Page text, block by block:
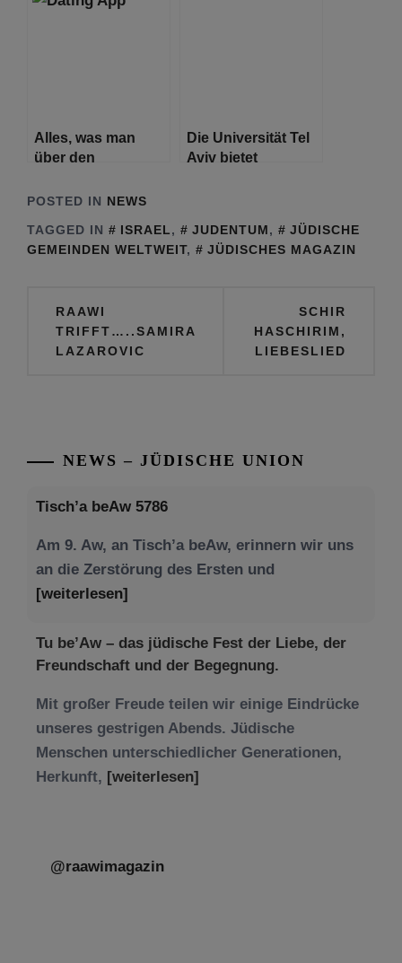
Merkel und
Alles, was man
über den
„Tinder-
Leviev wissen
muss
Die Universität Tel
Aviv bietet
Studenten und
Forscher an
POSTED IN NEWS
TAGGED IN
ISRAEL, JUDENTUM,
JÜDISCHE
GEMEINDEN WELTWEIT, JÜDISCHES MAGAZIN
Beitragsnavigation
RAAWI
TRIFFT…..SAMIRA
LAZAROVIC
SCHIR
HASCHIRIM,
LIEBESLIED
NEWS – JÜDISCHE UNION
Tisch’a beAw 5786
Am 9. Aw, an Tisch’a beAw, erinnern wir uns
an die Zerstörung des Ersten und
[weiterlesen]
Tu be’Aw – das jüdische Fest der Liebe, der
Freundschaft und der Begegnung.
Mit großer Freude teilen wir einige Eindrücke
unseres gestrigen Abends. Jüdische
Menschen unterschiedlicher Generationen,
Herkunft, [weiterlesen]
@raawimagazin